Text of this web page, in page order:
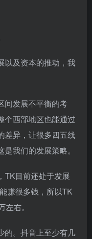
以及资本的推动，我
间发展不平衡的考
个西部地区也能通过
差异，让很多四五线
我们的发展策略。
TK目前还处于发展
赚很多钱，所以TK
右。
的。抖音上至少有几